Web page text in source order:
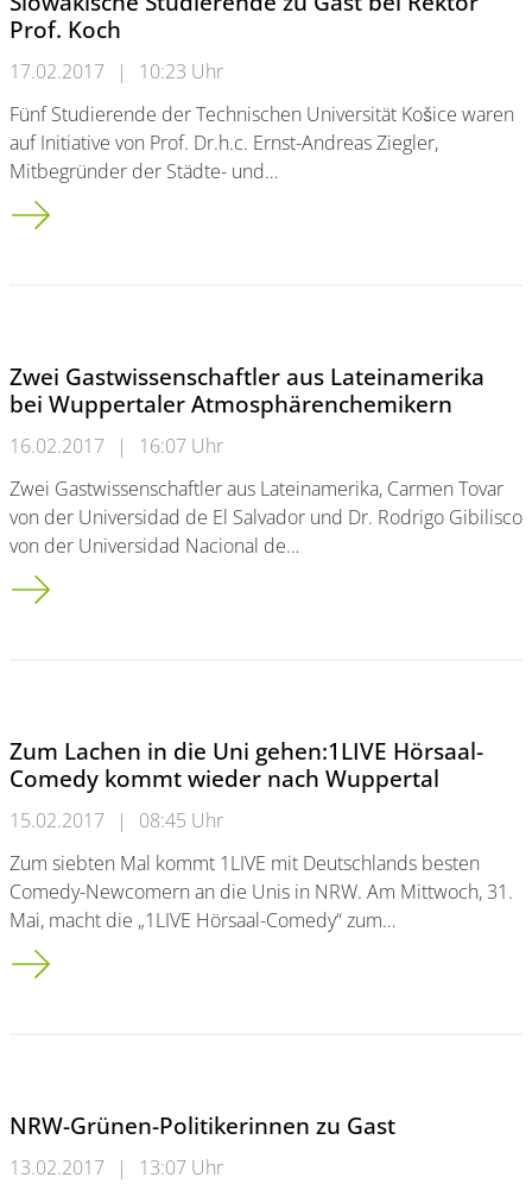
Prof. Koch
17.02.2017 |
10:23 Uhr
Fünf Studierende der Technischen Universität Košice waren
auf Initiative von Prof. Dr.h.c. Ernst-Andreas Ziegler,
Mitbegründer der Städte- und…
Slowakische Studierende zu Gast bei Rektor Prof. Koch
Zwei Gastwissenschaftler aus Lateinamerika
bei Wuppertaler Atmosphärenchemikern
16.02.2017 |
16:07 Uhr
Zwei Gastwissenschaftler aus Lateinamerika, Carmen Tovar
von der Universidad de El Salvador und Dr. Rodrigo Gibilisco
von der Universidad Nacional de…
Zwei Gastwissenschaftler aus Lateinamerika bei
Zum Lachen in die Uni gehen:1LIVE Hörsaal-
Comedy kommt wieder nach Wuppertal
15.02.2017 |
08:45 Uhr
Zum siebten Mal kommt 1LIVE mit Deutschlands besten
Comedy-Newcomern an die Unis in NRW. Am Mittwoch, 31.
Mai, macht die „1LIVE Hörsaal-Comedy“ zum…
Zum Lachen in die Uni gehen:<br />1LIVE Hörsaal-Comedy
NRW-Grünen-Politikerinnen zu Gast
13.02.2017 |
13:07 Uhr